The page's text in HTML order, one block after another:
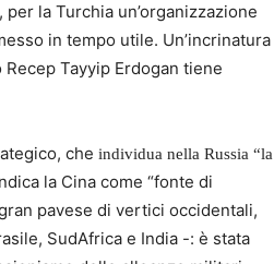
la Turchia un’organizzazione
in tempo utile. Un’incrinatura
Tayyip Erdogan tiene
che individua nella Russia “la
la Cina come “fonte di
pavese di vertici occidentali,
SudAfrica e India -: è stata